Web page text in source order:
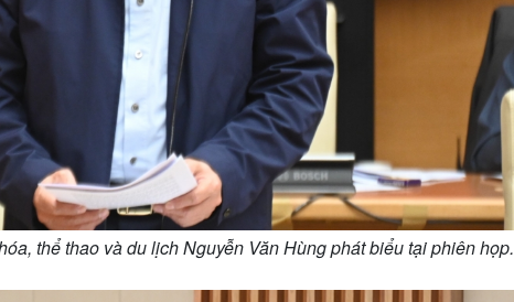
thể thao và du lịch Nguyễn Văn Hùng phát biểu tại phiên họp.